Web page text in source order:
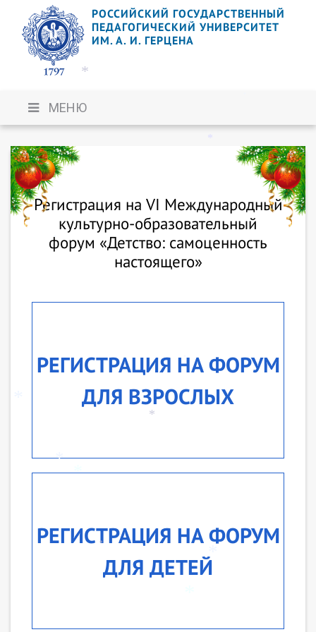
РОССИЙСКИЙ ГОСУДАРСТВЕННЫЙ
ПЕДАГОГИЧЕСКИЙ УНИВЕРСИТЕТ
ИМ. А. И. ГЕРЦЕНА
МЕНЮ
Регистрация на VI Международный
культурно-образовательный
форум «Детство: самоценность
настоящего»
РЕГИСТРАЦИЯ НА ФОРУМ
ДЛЯ ВЗРОСЛЫХ
РЕГИСТРАЦИЯ НА ФОРУМ
ДЛЯ ДЕТЕЙ
*
*
*
*
*
*
*
*
*
*